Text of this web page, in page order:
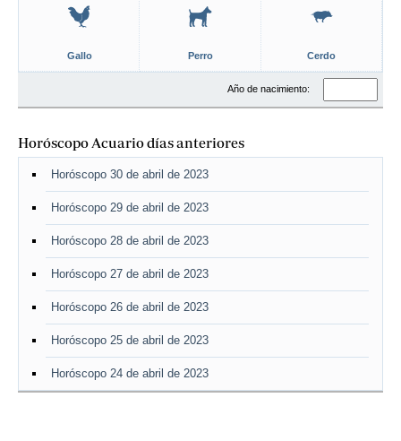
Gallo Perro Cerdo
Año de nacimiento:
Horóscopo Acuario días anteriores
Horóscopo 30 de abril de 2023
Horóscopo 29 de abril de 2023
Horóscopo 28 de abril de 2023
Horóscopo 27 de abril de 2023
Horóscopo 26 de abril de 2023
Horóscopo 25 de abril de 2023
Horóscopo 24 de abril de 2023